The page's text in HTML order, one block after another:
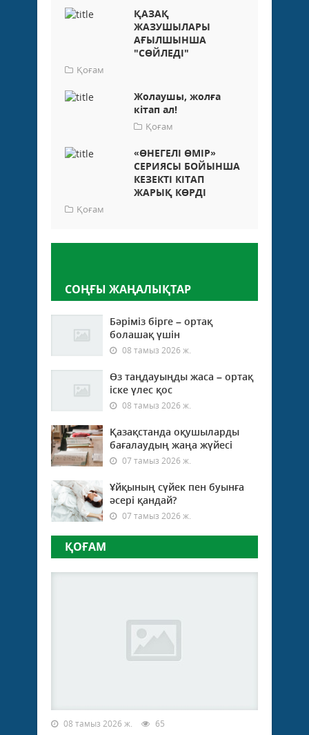
ҚАЗАҚ
ЖАЗУШЫЛАРЫ
АҒЫЛШЫНША
"СӨЙЛЕДІ"
Қоғам
Жолаушы, жолға
кітап ал!
Қоғам
«ӨНЕГЕЛІ ӨМІР»
СЕРИЯСЫ БОЙЫНША
КЕЗЕКТІ КІТАП
ЖАРЫҚ КӨРДІ
Қоғам
СОҢҒЫ ЖАҢАЛЫҚТАР
Бәріміз бірге – ортақ
болашақ үшін
08 тамыз 2026 ж.
Өз таңдауыңды жаса – ортақ
іске үлес қос
08 тамыз 2026 ж.
Қазақстанда оқушыларды
бағалаудың жаңа жүйесі
07 тамыз 2026 ж.
Ұйқының сүйек пен буынға
әсері қандай?
07 тамыз 2026 ж.
ҚОҒАМ
08 тамыз 2026 ж. 65